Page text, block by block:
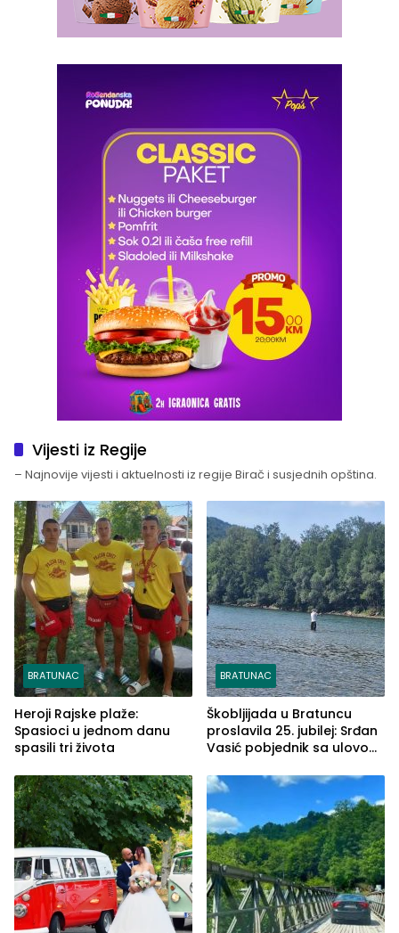
Vijesti iz Regije
– Najnovije vijesti i aktuelnosti iz regije Birač i susjednih opština.
BRATUNAC
Heroji Rajske plaže:
Spasioci u jednom danu
spasili tri života
BRATUNAC
Škobljijada u Bratuncu
proslavila 25. jubilej: Srđan
Vasić pobjednik sa ulovom